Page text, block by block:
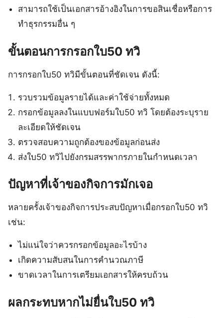
สามารถใช้เป็นเอกสารอ้างอิงในการขอสินเชื่อหรือการ
ทำธุรกรรมอื่น ๆ
ขั้นตอนการกรอกใบ50 ทวิ
การกรอกใบ50 ทวิมีขั้นตอนที่ชัดเจน ดังนี้:
รวบรวมข้อมูลรายได้และค่าใช้จ่ายทั้งหมด
กรอกข้อมูลลงในแบบฟอร์มใบ50 ทวิ โดยต้องระบุราย
ละเอียดให้ชัดเจน
ตรวจสอบความถูกต้องของข้อมูลก่อนส่ง
ส่งใบ50 ทวิไปยังกรมสรรพากรภายในกำหนดเวลา
ปัญหาที่เจ้าของกิจการมักเจอ
หลายครั้งเจ้าของกิจการประสบปัญหาเมื่อกรอกใบ50 ทวิ
เช่น:
ไม่แน่ใจว่าควรกรอกข้อมูลอะไรบ้าง
เกิดความสับสนในการคำนวณภาษี
ขาดเวลาในการเตรียมเอกสารให้ครบถ้วน
ผลกระทบหากไม่ยื่นใบ50 ทวิ